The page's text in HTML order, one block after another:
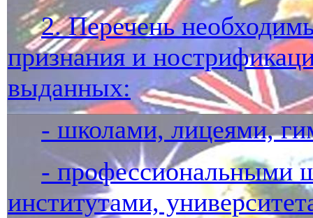
2. Перечень
признания и
выданных:
- школами, лицеями,
- профессиональными
институтами,